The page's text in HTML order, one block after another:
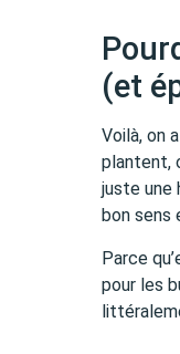
(et
Voilà, on
plantent,
juste une
bon sens
Parce
pour les